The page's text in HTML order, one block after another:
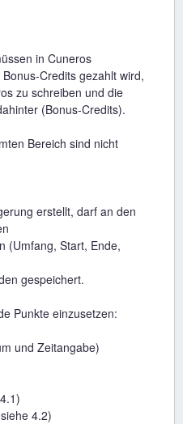
in Cuneros
Credits gezahlt wird,
zu schreiben und die
(Bonus-Credits).
Bereich sind nicht
erstellt, darf an den
(Umfang, Start, Ende,
gespeichert.
Punkte einzusetzen:
und Zeitangabe)
4.2)